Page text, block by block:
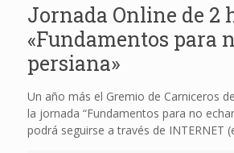
Jornada Online de 2
«Fundamentos para
persiana»
Un año más el Gremio de Carniceros
la jornada “Fundamentos para no
podrá seguirse a través de INTERNET